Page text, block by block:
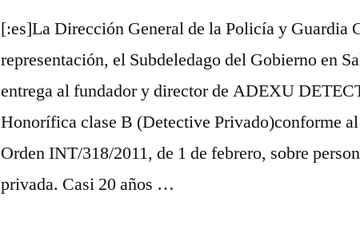
[:es]La Dirección General de la Policía y Guardia
representación, el Subdeledago del Gobierno en
entrega al fundador y director de ADEXU
Honorífica clase B (Detective Privado)conforme
Orden INT/318/2011, de 1 de febrero, sobre
privada. Casi 20 años …